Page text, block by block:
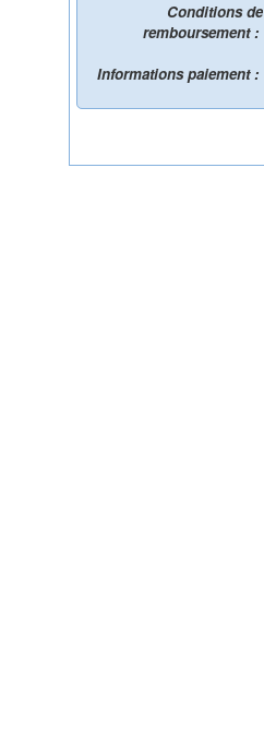
Conditions de
remboursement :
Informations paiement :